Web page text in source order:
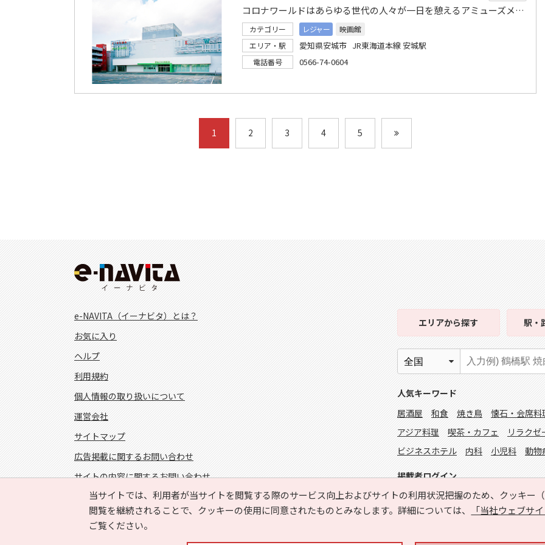
コロナワールドはあらゆる世代の人々が一日を憩えるアミューズメント施設として感動をお届します
カテゴリー レジャー
映画館
エリア・駅
愛知県安城市 JR東海道本線 安城駅
電話番号 0566-74-0604
1 2 3 4 5
当サイトでは、利用者が当サイトを閲覧する際のサービス向上およびサイトの利用状況把握のため、クッキー
閲覧を継続されることで、クッキーの使用に同意されたものとみなします。詳細については、
「当社ウェブサ
ご覧ください。
e-NAVITA（イーナビタ）とは？
お気に入り
ヘルプ
利用規約
個人情報の取り扱いについて
運営会社
サイトマップ
広告掲載に関するお問い合わせ
サイトの内容に関するお問い合わせ
エリアから探す 駅・
人気キーワード
居酒屋
和食 焼き鳥 懐石・会席料
アジア料理
喫茶・カフェ リラクゼ
ビジネスホテル
内科 小児科 動物
掲載者ログイン
FOLLOW US!